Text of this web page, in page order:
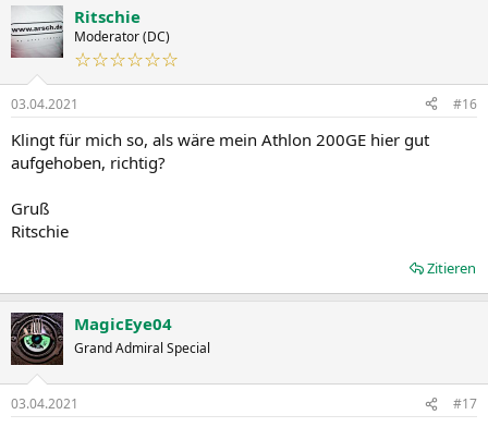
Ritschie
Moderator (DC)
☆☆☆☆☆☆
03.04.2021 #16
Klingt für mich so, als wäre mein Athlon 200GE hier gut
aufgehoben, richtig?
Gruß
Ritschie
Zitieren
MagicEye04
Grand Admiral Special
03.04.2021 #17